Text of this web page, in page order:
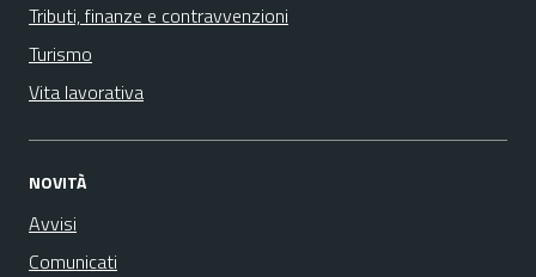
Tributi, finanze e contravvenzioni
Turismo
Vita lavorativa
NOVITÀ
Avvisi
Comunicati